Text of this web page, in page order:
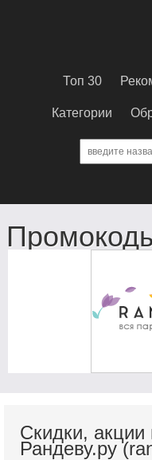
Топ 30
Категории
Скидки,
Рандеву.ру